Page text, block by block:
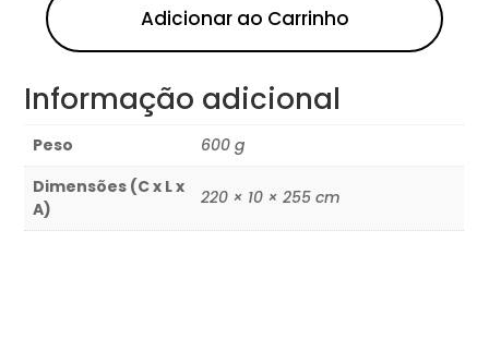
Adicionar ao Carrinho
Informação adicional
Peso
600 g
Dimensões (C x L x
A)
220 × 10 × 255 cm